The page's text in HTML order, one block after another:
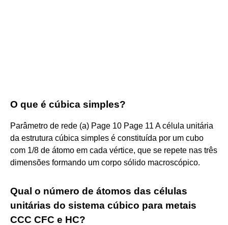
O que é cúbica simples?
Parâmetro de rede (a) Page 10 Page 11 A célula unitária
da estrutura cúbica simples é constituída por um cubo
com 1/8 de átomo em cada vértice, que se repete nas três
dimensões formando um corpo sólido macroscópico.
Qual o número de átomos das células
unitárias do sistema cúbico para metais
CCC CFC e HC?